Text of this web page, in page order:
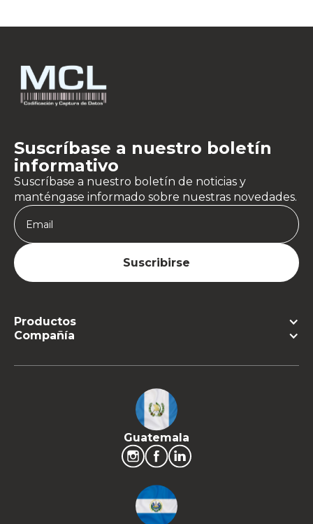
Suscríbase a nuestro boletín
informativo
Suscríbase a nuestro boletín de noticias y
manténgase informado sobre nuestras novedades.
Productos
Compañía
Guatemala